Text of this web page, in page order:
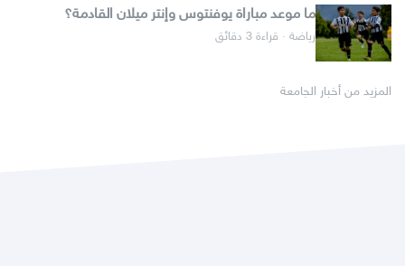
ما موعد مباراة يوفنتوس وإنتر ميلان القادمة؟
رياضة · قراءة 3 دقائق
المزيد من أخبار الجامعة